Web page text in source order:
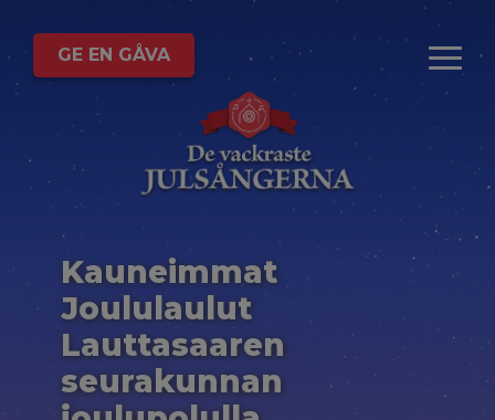
GE EN GÅVA
Kauneimmat
Joululaulut
Lauttasaaren
seurakunnan